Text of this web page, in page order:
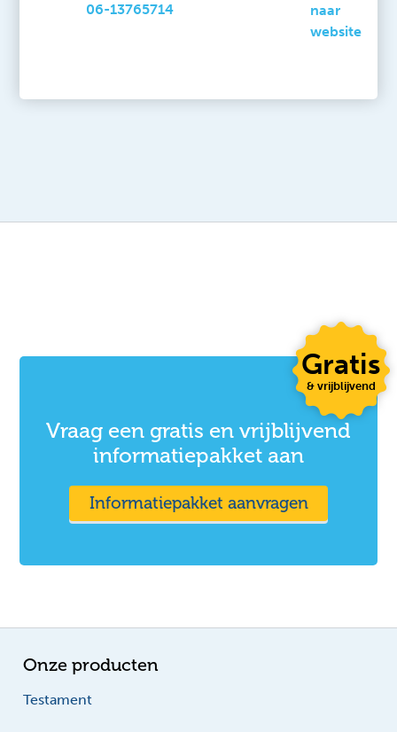
06-13765714
naar
website
Vraag een gratis en vrijblijvend
informatiepakket aan
Informatiepakket aanvragen
Gratis
& vrijblijvend
Onze producten
Testament